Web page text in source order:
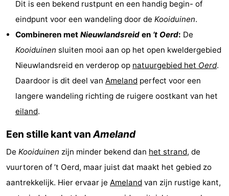
Evenementen
Forum
Nieuws
Dit is een bekend rustpunt en een handig begin- of
eindpunt voor een wandeling door de Kooiduinen.
Combineren met Nieuwlandsreid en ’t Oerd: De
Kooiduinen sluiten mooi aan op het open kweldergebied
Nieuwlandsreid en verderop op natuurgebied het Oerd.
Daardoor is dit deel van Ameland perfect voor een
langere wandeling richting de ruigere oostkant van het
eiland.
Een stille kant vanAmeland
De Kooiduinen zijn minder bekend dan het strand, de
vuurtoren of ’t Oerd, maar juist dat maakt het gebied zo
aantrekkelijk. Hier ervaar je Ameland van zijn rustige kant,